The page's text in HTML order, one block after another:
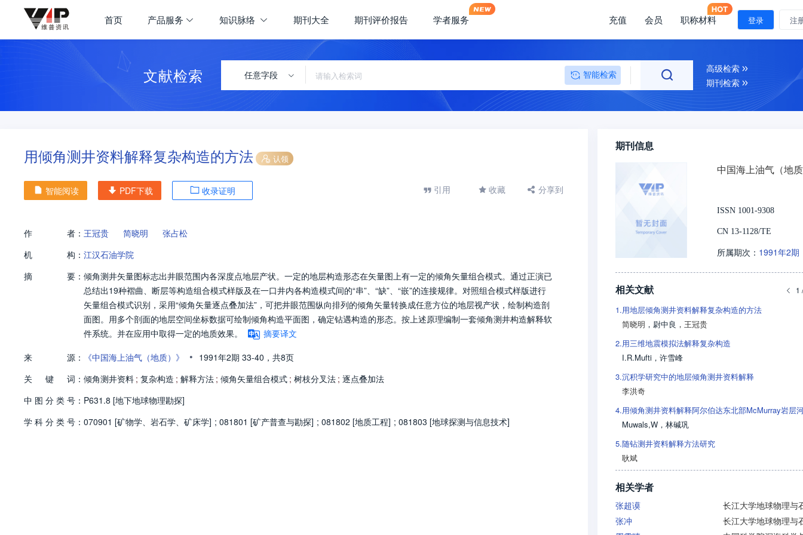
首页 产品服务 知识脉络 期刊大全 期刊评价报告 学者服务 充值 会员 职称材料 登录 注
文献检索 任意字段 智能检索
高级检索
期刊检索
用倾角测井资料解释复杂构造的方法 认领
智能阅读 PDF下载 收录证明 引用 收藏 分享到
作 者： 王冠贵 简晓明
张占松
机
构： 江汉石油学院
摘
要： 倾角测井矢量图标志出井眼范围内各深度点地层产状。一定的地层构造形态在矢量图上有一定的倾角矢量组合模式。通过正演已
总结出19种褶曲、断层等构造组合模式样版及在一口井内各构造模式间的“串”、“缺”、“嵌”的连接规律。对照组合模式样版进行
矢量组合模式识别，采用“倾角矢量逐点叠加法”，可把井眼范围纵向排列的倾角矢量转换成任意方位的地层视产状，绘制构造剖
面图。用多个剖面的地层空间坐标数据可绘制倾角构造平面图，确定钻遇构造的形态。按上述原理编制一套倾角测井构造解释软
件系统。并在应用中取得一定的地质效果。
摘要译文
来
源： 《中国海上油气（地质）》 • 1991年2期 33-40， 共8页
关
键 词： 倾角测井资料 ; 复杂构造 ; 解释方法 ; 倾角矢量组合模式 ; 树枝分叉法 ; 逐点叠加法
中 图 分 类 号： P631.8 [地下地球物理勘探]
学 科 分 类 号： 070901 [矿物学、岩石学、矿床学] ; 081801 [矿产普查与勘探] ; 081802 [地质工程] ; 081803 [地球探测与信息技术]
期刊信息
中国海上油气（地
ISSN 1001-9308
CN 13-1128/TE
所属期次： 1991年2期
相关文献 1
1.用地层倾角测井资料解释复杂构造的方法
简晓明 ， 尉中良 ， 王冠贵
2.用三维地震模拟法解释复杂构造
I.R.Mufti ， 许雪峰
3.沉积学研究中的地层倾角测井资料解释
李洪奇
4.
Muwals,W ， 林碱巩
5.随钻测井资料解释方法研究
耿斌
相关学者
张超谟
张冲